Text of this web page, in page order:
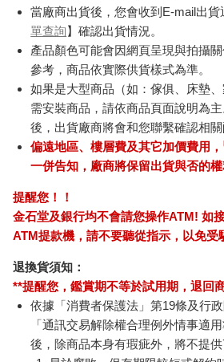
當廠商出貨後，您會收到E-mail出
單查詢】確認出貨情況。
產品顏色可能會因網頁呈現與拍攝
參考，商品依實際供貨樣式為準。
如果是大型商品（如：傢俱、床墊
需安裝商品，請依商品頁面說明為
後，出貨廠商將會和您聯繫確認相關
偏遠地區、樓層費及其它加價費用
一併告知，廠商將保留出貨與否的權
提醒您！！
金石堂及銀行均不會請您操作ATM! 如
ATM提款機，請不要聽從指示，以免受
退換貨須知：
**提醒您，鑑賞期不等於試用期，退回
依據「消費者保護法」第19條及行
「通訊交易解除權合理例外情事適
後，除商品本身有瑕疵外，將不提供